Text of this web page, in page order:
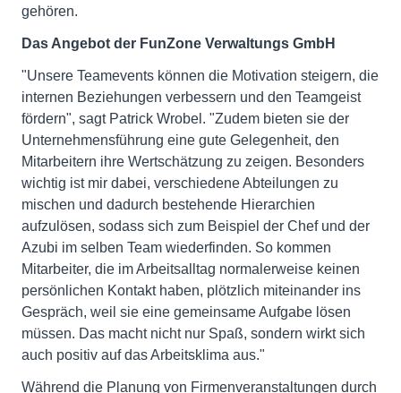
gehören.
Das Angebot der FunZone Verwaltungs GmbH
"Unsere Teamevents können die Motivation steigern, die
internen Beziehungen verbessern und den Teamgeist
fördern", sagt Patrick Wrobel. "Zudem bieten sie der
Unternehmensführung eine gute Gelegenheit, den
Mitarbeitern ihre Wertschätzung zu zeigen. Besonders
wichtig ist mir dabei, verschiedene Abteilungen zu
mischen und dadurch bestehende Hierarchien
aufzulösen, sodass sich zum Beispiel der Chef und der
Azubi im selben Team wiederfinden. So kommen
Mitarbeiter, die im Arbeitsalltag normalerweise keinen
persönlichen Kontakt haben, plötzlich miteinander ins
Gespräch, weil sie eine gemeinsame Aufgabe lösen
müssen. Das macht nicht nur Spaß, sondern wirkt sich
auch positiv auf das Arbeitsklima aus."
Während die Planung von Firmenveranstaltungen durch